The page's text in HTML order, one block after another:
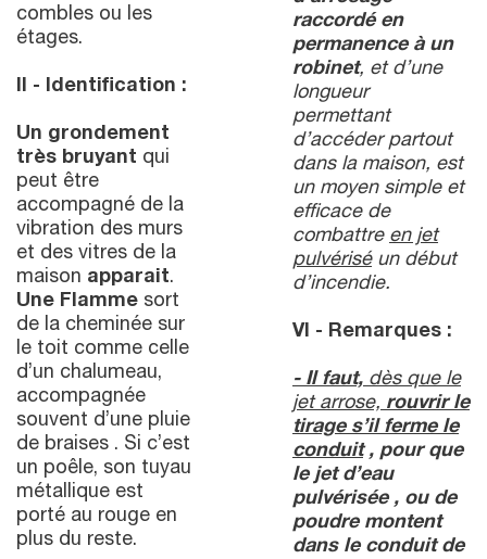
combles ou les
étages.
II - Identification :
Un grondement
très bruyant qui
peut être
accompagné de la
vibration des murs
et des vitres de la
maison apparait.
Une Flamme sort
de la cheminée sur
le toit comme celle
d’un chalumeau,
accompagnée
souvent d’une pluie
de braises . Si c’est
un poêle, son tuyau
métallique est
porté au rouge en
plus du reste.
raccordé en
permanence à un
robinet, et d’une
longueur
permettant
d’accéder partout
dans la maison, est
un moyen simple et
efficace de
combattre en jet
pulvériséun début
d’incendie.
VI - Remarques :
- Il faut, dès que le
jet arrose, rouvrir le
tirage s’il ferme le
conduit , pour que
le jet d’eau
pulvérisée , ou de
poudre montent
dans le conduit de